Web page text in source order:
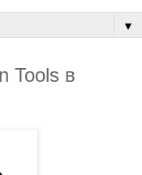
▼
Tools в